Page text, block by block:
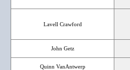
Lavell Crawford
John Getz
Quinn VanAntwerp